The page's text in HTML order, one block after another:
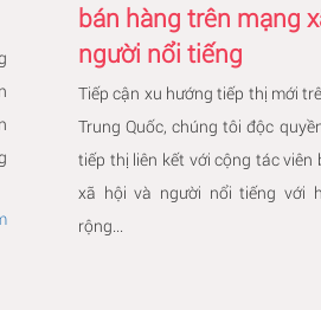
bán hàng trên mạng
người nổi tiếng
Tiếp cận xu hướng tiếp thị mới
Trung Quốc, chúng tôi độc
tiếp thị liên kết với cộng tác
xã hội và người nổi tiếng với
rộng...